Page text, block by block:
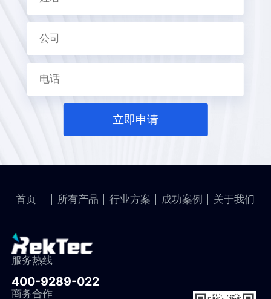
立即申请
首页 所有产品 行业方案 成功案例 关于我们
服务热线
400-9289-022
商务合作